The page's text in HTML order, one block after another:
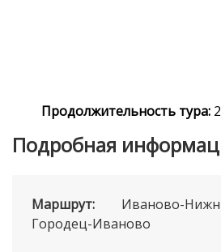
Продолжительность тура:
Подробная
Маршрут:
Иваново-
Городец-Иваново